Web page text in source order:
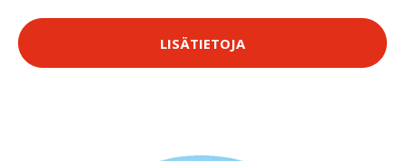
LISÄTIETOJA